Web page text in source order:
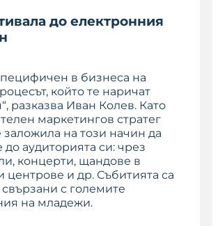
до електронния
в бизнеса на
който те наричат
разказва Иван Колев. Като
маркетингов стратег
заложила на този начин да
до аудиторията си: чрез
концерти, щандове в
центрове и др. Събитията са
свързани с големите
на младежи.